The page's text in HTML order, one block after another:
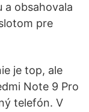
a obsahovala
pre
je top, ale
Note 9 Pro
telefón. V